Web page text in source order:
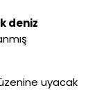
deniz
uyacak